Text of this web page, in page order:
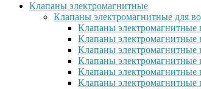
Клапаны электромагнитные
Клапаны электромагнитные для
Клапаны электромагнитные
Клапаны электромагнитные
Клапаны электромагнитные
Клапаны электромагнитные
Клапаны электромагнитные
Клапаны электромагнитные